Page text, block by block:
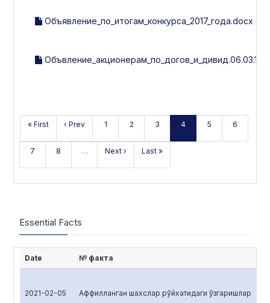
Объявление_по_итогам_конкурса_2017_года.docx
« First ‹ Prev 1 2 3 4 5 6
7 8 … Next › Last »
Essential Facts
Date № факта
2021-02-05 Аффилланган шахслар рўйхатидаги ўзгаришлар